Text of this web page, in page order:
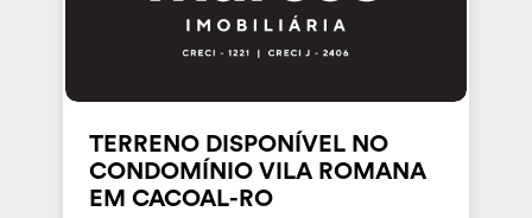
TERRENO DISPONÍVEL NO
CONDOMÍNIO VILA ROMANA
EM CACOAL-RO